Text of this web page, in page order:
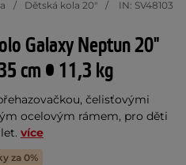
Dětská kola 20" IN: SV48103
Galaxy Neptun 20"
cm • 11,3 kg
čelisťovými
ocelovým rámem, pro děti
více
za 0%